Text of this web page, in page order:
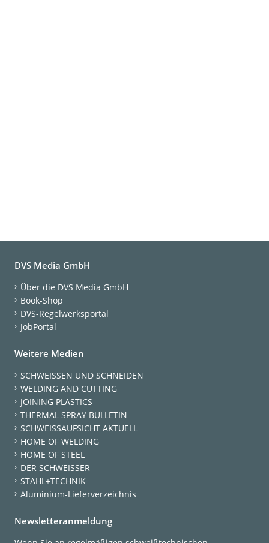
DVS Media GmbH
Über die DVS Media GmbH
Book-Shop
DVS-Regelwerksportal
JobPortal
Weitere Medien
SCHWEISSEN UND SCHNEIDEN
WELDING AND CUTTING
JOINING PLASTICS
THERMAL SPRAY BULLETIN
SCHWEISSAUFSICHT AKTUELL
HOME OF WELDING
HOME OF STEEL
DER SCHWEISSER
STAHL+TECHNIK
Aluminium-Lieferverzeichnis
Newsletteranmeldung